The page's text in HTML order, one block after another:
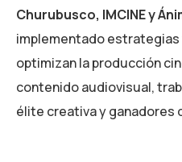
Churubusco, IMCINE y
implementado
optimizan la producción
contenido audiovisual,
élite creativa y ganadores